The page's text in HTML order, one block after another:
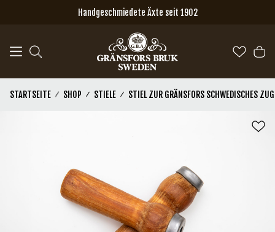
Zum Hauptinhalt springenHandgeschmiedete Äxte seit 1902
STARTSEITE SHOP STIELE STIEL ZUR GRÄNSFORS SCHWEDISCHES